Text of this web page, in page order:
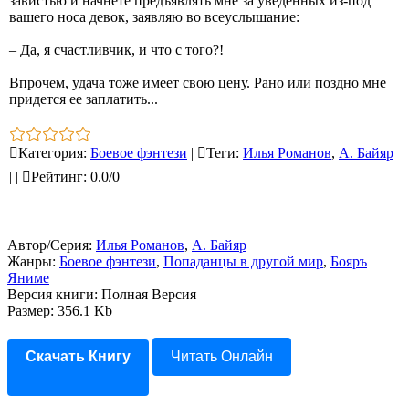
вашего носа девок, заявляю во всеуслышание:
– Да, я счастливчик, и что с того?!
Впрочем, удача тоже имеет свою цену. Рано или поздно мне
придется ее заплатить...
Категория: Боевое фэнтези | Теги: Илья Романов, А. Байяр
| | Рейтинг: 0.0/0
Автор/Серия: Илья Романов, А. Байяр
Жанры: Боевое фэнтези, Попаданцы в другой мир, Бояръ
Яниме
Версия книги: Полная Версия
Размер: 356.1 Kb
Скачать Книгу Читать Онлайн